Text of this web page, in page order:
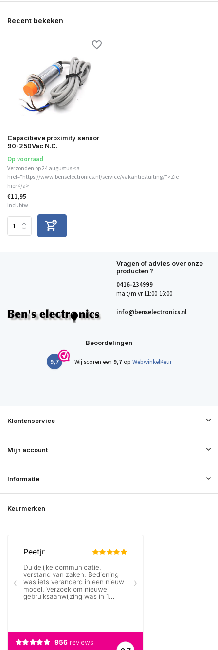
Recent bekeken
Capacitieve proximity sensor
90-250Vac N.C.
Op voorraad
Verzonden op 24 augustus <a
href="https://www.benselectronics.nl/service/vakantiesluiting/">Zie
hier</a>
€11,95
Incl. btw
Vragen of advies over onze
producten ?
0416-234999
ma t/m vr 11:00-16:00
info@benselectronics.nl
Beoordelingen
9,7 Wij scoren een 9,7op WebwinkelKeur
Klantenservice
Mijn account
Informatie
Keurmerken